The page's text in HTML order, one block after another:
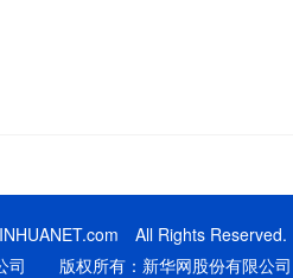
All Rights Reserved.
司 版权所有：新华网股份有限公司